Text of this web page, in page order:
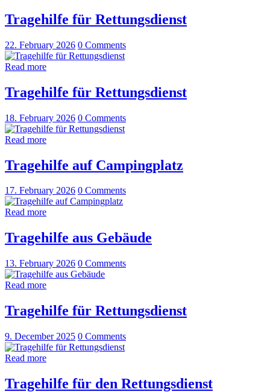
Tragehilfe für Rettungsdienst
22. February 2026 0 Comments
Read more
Tragehilfe für Rettungsdienst
18. February 2026 0 Comments
Read more
Tragehilfe auf Campingplatz
17. February 2026 0 Comments
Read more
Tragehilfe aus Gebäude
13. February 2026 0 Comments
Read more
Tragehilfe für Rettungsdienst
9. December 2025 0 Comments
Read more
Tragehilfe für den Rettungsdienst